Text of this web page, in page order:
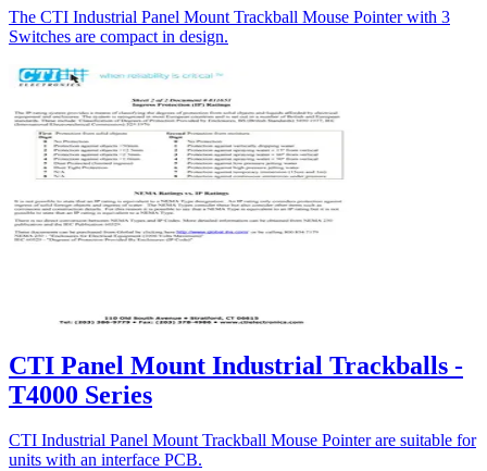
The CTI Industrial Panel Mount Trackball Mouse Pointer with 3
Switches are compact in design.
CTI Panel Mount Industrial Trackballs -
T4000 Series
CTI Industrial Panel Mount Trackball Mouse Pointer are suitable for
units with an interface PCB.